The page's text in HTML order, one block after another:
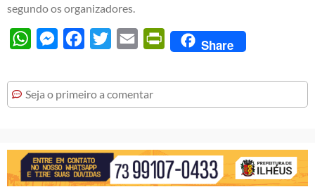
segundo os organizadores.
WhatsAppMessengerFacebook
Twitter Email PrintFriendly
Share
Seja o primeiro a comentar